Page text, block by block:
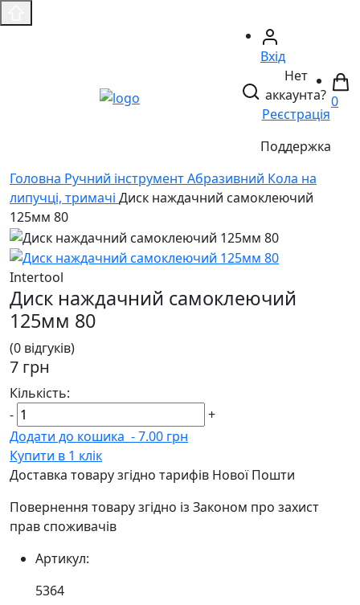
Вхід
Нет
аккаунта?
Реєстрація
Поддержка
0
Головнa Ручний інструментАбразивний Кола на
липучці, тримачі Диск наждачний самоклеючий
125мм 80
Intertool
Диск наждачний самоклеючий
125мм 80
(0 відгуків)
7 грн
Кількість:
-
+
Додати до кошика -7.00 грн
Купити в 1 клік
Доставка товару згідно тарифів Нової Пошти
Повернення товару згідно із Законом про захист
прав споживачів
Артикул:
5364